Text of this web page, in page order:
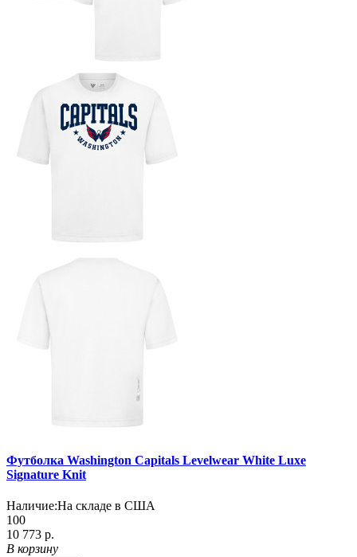
Футболка Washington Capitals Levelwear White Luxe
Signature Knit
Наличие:На складе в США
100
10 773 р.
В корзину